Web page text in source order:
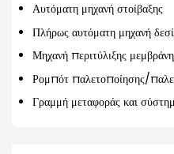
Αυτόματη μηχανή στοίβαξης
Πλήρως αυτόματη μηχανή
Μηχανή περιτύλιξης
Ρομπότ παλετοποίησης/
Γραμμή μεταφοράς και